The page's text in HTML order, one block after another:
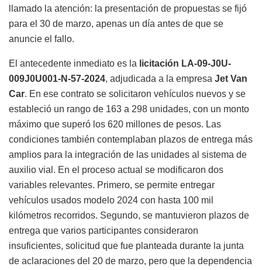
llamado la atención: la presentación de propuestas se fijó
para el 30 de marzo, apenas un día antes de que se
anuncie el fallo.
El antecedente inmediato es la licitación LA-09-J0U-
009J0U001-N-57-2024, adjudicada a la empresa Jet Van
Car. En ese contrato se solicitaron vehículos nuevos y se
estableció un rango de 163 a 298 unidades, con un monto
máximo que superó los 620 millones de pesos. Las
condiciones también contemplaban plazos de entrega más
amplios para la integración de las unidades al sistema de
auxilio vial. En el proceso actual se modificaron dos
variables relevantes. Primero, se permite entregar
vehículos usados modelo 2024 con hasta 100 mil
kilómetros recorridos. Segundo, se mantuvieron plazos de
entrega que varios participantes consideraron
insuficientes, solicitud que fue planteada durante la junta
de aclaraciones del 20 de marzo, pero que la dependencia